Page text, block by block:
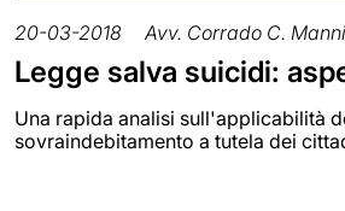
20-03-2018 Avv. Corrado C. Manni
Legge salva suicidi:
Una rapida analisi sull'applicabilità
sovraindebitamento a tutela dei